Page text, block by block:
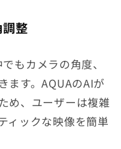
整
もカメラの角度、
ます。AQUAのAIが
め、ユーザーは複雑
ィックな映像を簡単